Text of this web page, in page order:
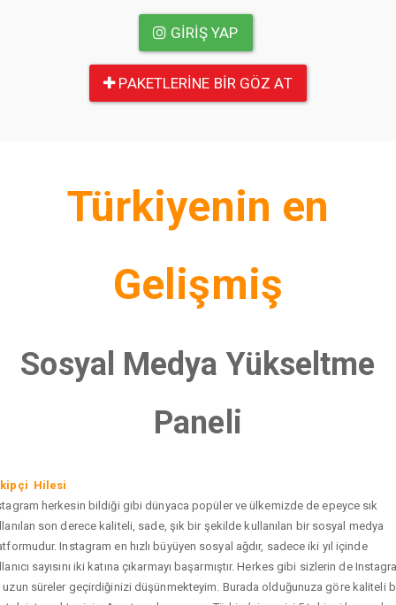
GIRIŞ YAP
PAKETLERINE BIR GÖZ AT
Türkiyenin en
Gelişmiş
Sosyal Medya Yükseltme
Paneli
Hilesi
herkesin bildiği gibi dünyaca popüler ve ülkemizde de epeyce sık
son derece kaliteli, sade, şık bir şekilde kullanılan bir sosyal medya
Instagram en hızlı büyüyen sosyal ağdır, sadece iki yıl içinde
sayısını iki katına çıkarmayı başarmıştır. Herkes gibi sizlerin de
uzun süreler geçirdiğinizi düşünmekteyim. Burada olduğunuza göre kaliteli